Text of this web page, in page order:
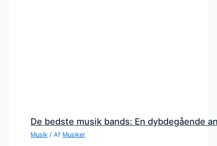
De bedste musik bands: En dybdegående
Musik / Af Musiker